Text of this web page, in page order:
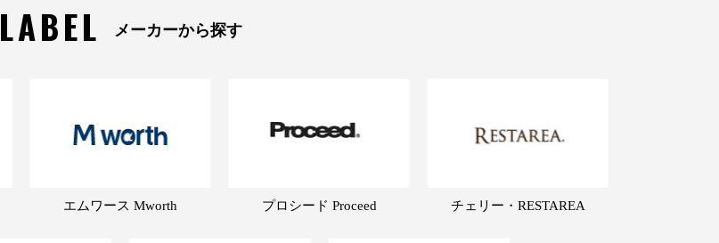
LABEL メーカーから探す
エムワース Mworth プロシード Proceed チェリー・RESTAREA